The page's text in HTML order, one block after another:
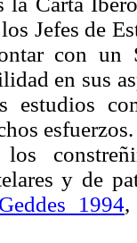
Jefes de
con
en sus
estudios
los
y de
Geddes 1994